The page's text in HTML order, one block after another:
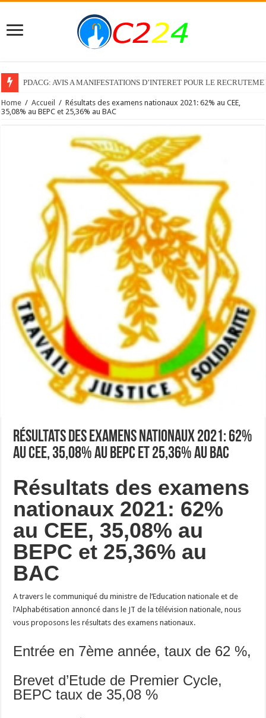
PDACG: AVIS A MANIFESTATIONS D’INTERET POUR LE
Home / Accueil / Résultats des examens nationaux 2021: 62% au CEE,
35,08% au BEPC et 25,36% au BAC
Résultats des examens nationaux 2021: 62%
au CEE, 35,08% au BEPC et 25,36% au BAC
Résultats des examens
nationaux 2021: 62%
au CEE, 35,08% au
BEPC et 25,36% au
BAC
A travers le communiqué du ministre de l’Education nationale et de
l’Alphabétisation annoncé dans le JT de la télévision nationale, nous
vous proposons les résultats des examens nationaux.
Entrée en 7ème année, taux de 62 %,
Brevet d’Etude de Premier Cycle,
BEPC taux de 35,08 %